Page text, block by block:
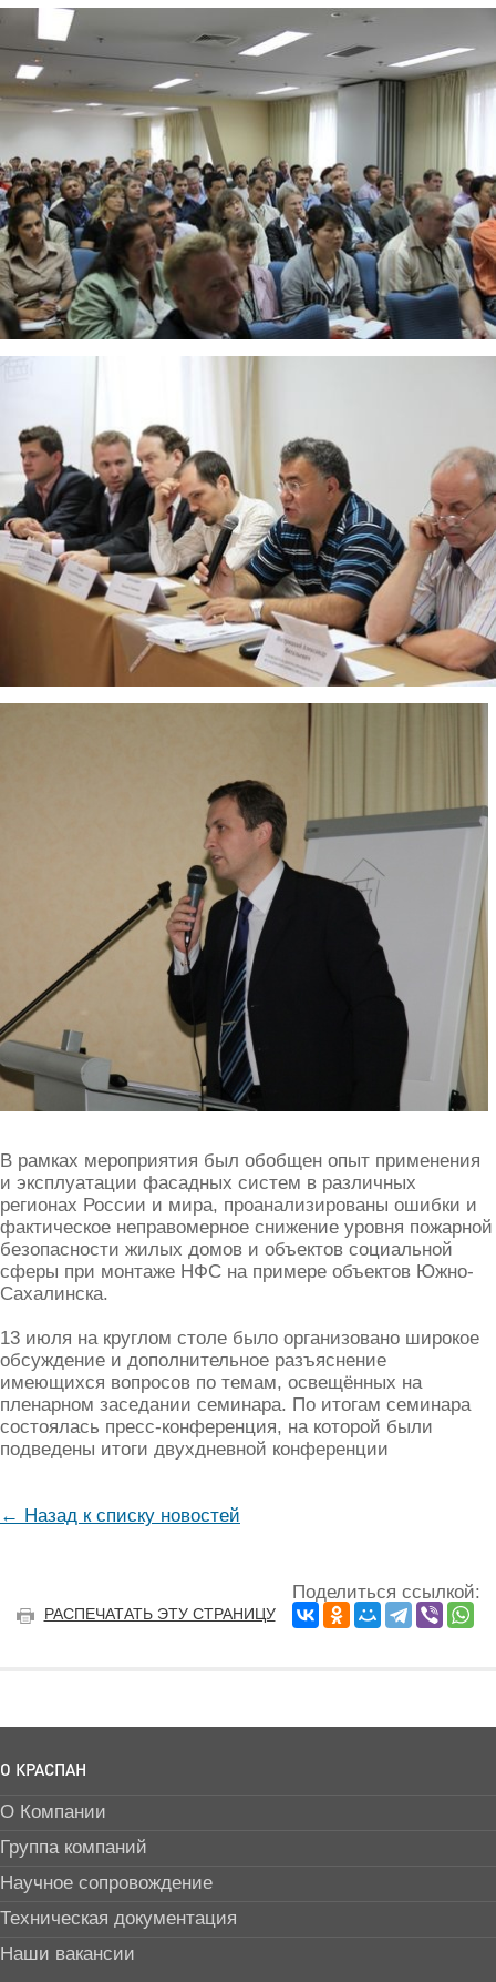
В рамках мероприятия был обобщен опыт применения
и эксплуатации фасадных систем в различных
регионах России и мира, проанализированы ошибки и
фактическое неправомерное снижение уровня пожарной
безопасности жилых домов и объектов социальной
сферы при монтаже НФС на примере объектов Южно-
Сахалинска.
13 июля на круглом столе было организовано широкое
обсуждение и дополнительное разъяснение
имеющихся вопросов по темам, освещённых на
пленарном заседании семинара. По итогам семинара
состоялась пресс-конференция, на которой были
подведены итоги двухдневной конференции
← Назад к списку новостей
РАСПЕЧАТАТЬ ЭТУ СТРАНИЦУ
Поделиться ссылкой:
О КРАСПАН
О Компании
Группа компаний
Научное сопровождение
Техническая документация
Наши вакансии